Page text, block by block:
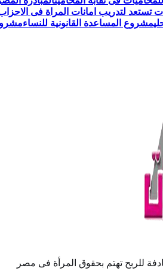
تستعد لتدريب امانات المراة فى
مشروع المساعدة القانونية للنساء
للربح تهتم بحقوق المرأة فى مصر